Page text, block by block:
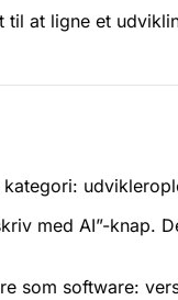
til at ligne et
med AI”-knap.
som software: